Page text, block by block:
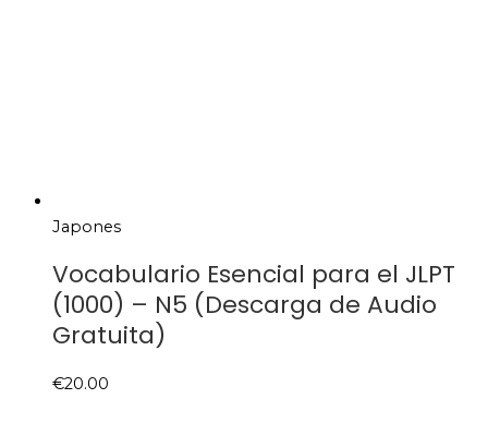
Japones
Vocabulario Esencial para el JLPT
(1000) – N5 (Descarga de Audio
Gratuita)
€20.00